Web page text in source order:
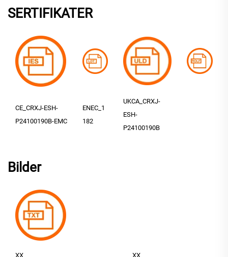
SERTIFIKATER
CE_CRXJ-ESH-
P24100190B-EMC
ENEC_1
182
UKCA_CRXJ-
ESH-
P24100190B
Bilder
XX XX